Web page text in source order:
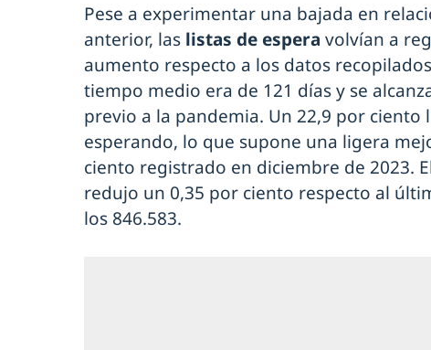
Pese a experimentar una bajada en
anterior, las listas de espera volvían a
aumento respecto a los datos
tiempo medio era de 121 días y se
previo a la pandemia. Un 22,9 por ciento
esperando, lo que supone una ligera
ciento registrado en diciembre de 2023.
redujo un 0,35 por ciento respecto al
los 846.583.